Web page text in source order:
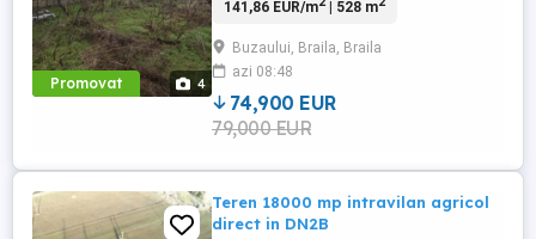
Promovat 4
Utilitati pe teren apa si curent, canalizare ,
POT maxim 50%, CUT maxim 0.65 Pret 83
000 euro Anunt postat de agentia
imobiliara EXPERT ...
141,86 EUR/m | 528 m
Buzaului, Braila, Braila
azi 08:48
74,900 EUR
79,000 EUR
Teren 18000 mp intravilan agricol
direct in DN2B